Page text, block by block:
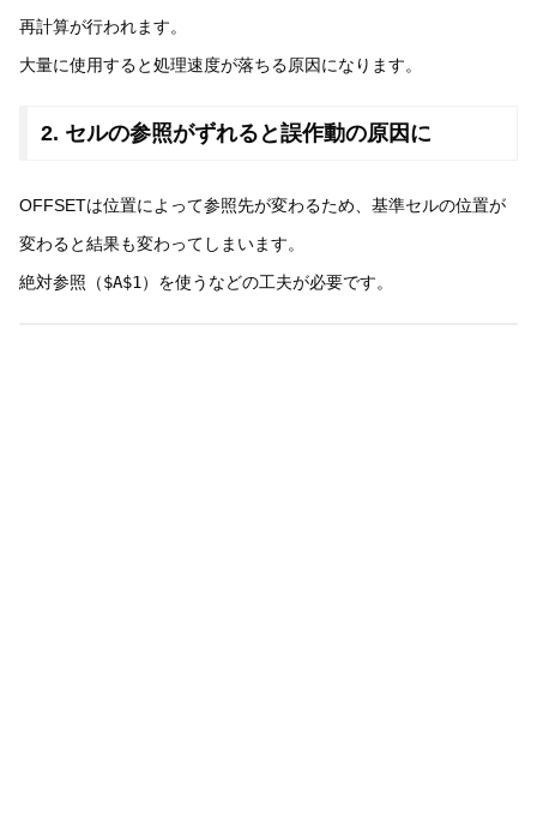
再計算が行われます。
大量に使用すると処理速度が落ちる原因になります。
2. セルの参照がずれると誤作動の原因に
OFFSETは位置によって参照先が変わるため、基準セルの位置が
変わると結果も変わってしまいます。
絶対参照（$A$1 ）を使うなどの工夫が必要です。